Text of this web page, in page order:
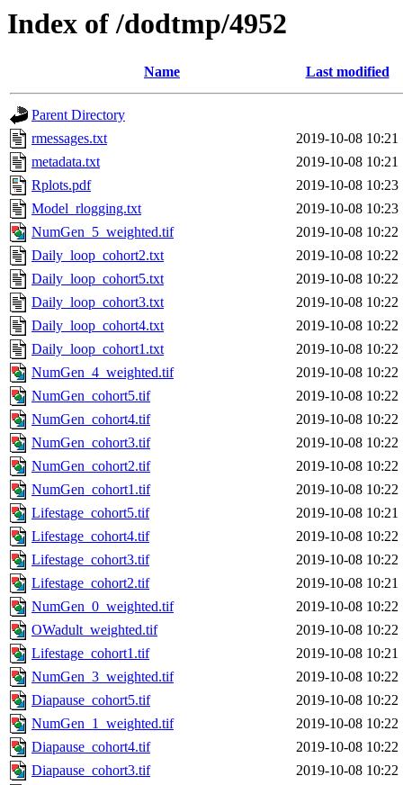
Index of /dodtmp/4952
Name Last modified
Parent Directory
rmessages.txt
2019-10-08 10:21
metadata.txt
2019-10-08 10:21
Rplots.pdf
2019-10-08 10:23
Model_rlogging.txt
2019-10-08 10:23
NumGen_5_weighted.tif
2019-10-08 10:22
Daily_loop_cohort2.txt
2019-10-08 10:22
Daily_loop_cohort5.txt
2019-10-08 10:22
Daily_loop_cohort3.txt
2019-10-08 10:22
Daily_loop_cohort4.txt
2019-10-08 10:22
Daily_loop_cohort1.txt
2019-10-08 10:22
NumGen_4_weighted.tif
2019-10-08 10:22
NumGen_cohort5.tif
2019-10-08 10:22
NumGen_cohort4.tif
2019-10-08 10:22
NumGen_cohort3.tif
2019-10-08 10:22
NumGen_cohort2.tif
2019-10-08 10:22
NumGen_cohort1.tif
2019-10-08 10:22
Lifestage_cohort5.tif
2019-10-08 10:21
Lifestage_cohort4.tif
2019-10-08 10:22
Lifestage_cohort3.tif
2019-10-08 10:22
Lifestage_cohort2.tif
2019-10-08 10:21
NumGen_0_weighted.tif
2019-10-08 10:22
OWadult_weighted.tif
2019-10-08 10:22
Lifestage_cohort1.tif
2019-10-08 10:21
NumGen_3_weighted.tif
2019-10-08 10:22
Diapause_cohort5.tif
2019-10-08 10:22
NumGen_1_weighted.tif
2019-10-08 10:22
Diapause_cohort4.tif
2019-10-08 10:22
Diapause_cohort3.tif
2019-10-08 10:22